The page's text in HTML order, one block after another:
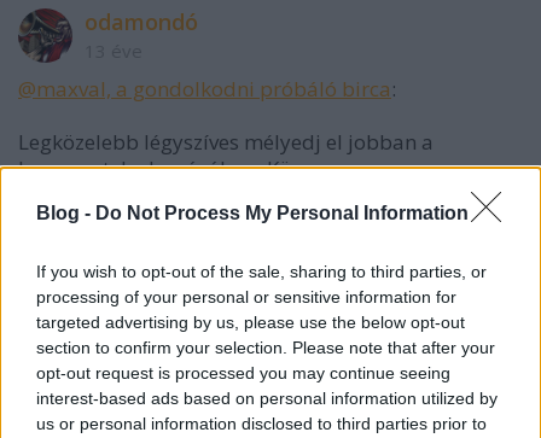
Blog - Do Not Process My Personal Information
If you wish to opt-out of the sale, sharing to third parties, or
processing of your personal or sensitive information for
targeted advertising by us, please use the below opt-out
section to confirm your selection. Please note that after your
opt-out request is processed you may continue seeing
interest-based ads based on personal information utilized by
us or personal information disclosed to third parties prior to
odamondó
@maxval, a gondolkodni próbáló birca:
Legközelebb légyszíves mélyedj el jobban a
kommentek olvasásában. Kösz.
hogyne,persze,igazad van!
13 éve
@odamondó: az nem jo.marhasagokat beszelni
sokkal egyszerubb!:)